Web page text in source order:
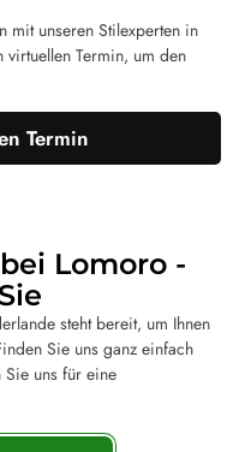
mit unseren Stilexperten in
Termin, um den
Termin
Lomoro -
steht bereit, um Ihnen
Sie uns ganz einfach
Sie uns für eine